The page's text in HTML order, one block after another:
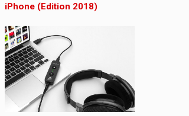
iPhone (Edition 2018)